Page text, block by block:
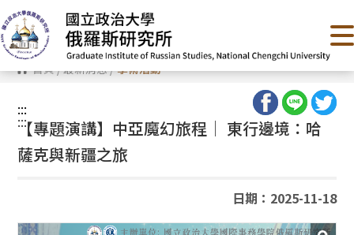
跳
到
主
要
內
容 首頁/最新消息/學術活動
:::
:::
【專題演講】中亞魔幻旅程│ 東行邊境：哈
薩克與新疆之旅
日期：2025-11-18